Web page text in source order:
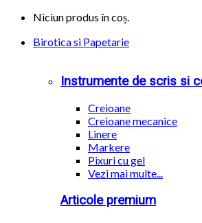
Niciun produs în coș.
Birotica si Papetarie
Instrumente de scris si
Creioane
Creioane mecanice
Linere
Markere
Pixuri cu gel
Vezi mai multe...
Articole premium